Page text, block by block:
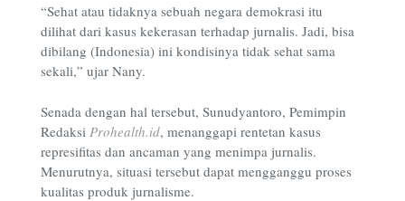
“Sehat atau tidaknya sebuah negara demokrasi itu
dilihat dari kasus kekerasan terhadap jurnalis. Jadi, bisa
dibilang (Indonesia) ini kondisinya tidak sehat sama
sekali,” ujar Nany.
Senada dengan hal tersebut, Sunudyantoro, Pemimpin
Redaksi Prohealth.id, menanggapi rentetan kasus
represifitas dan ancaman yang menimpa jurnalis.
Menurutnya, situasi tersebut dapat mengganggu proses
kualitas produk jurnalisme.